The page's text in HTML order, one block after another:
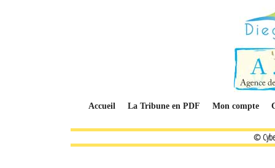
Accueil La Tribune en PDF Mon compte
©